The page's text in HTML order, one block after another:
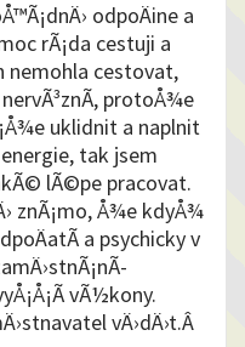
odpoÄine a
rÃ¡da cestuji a
nemohla cestovat,
protoÅ¾e
uklidnit a naplnit
tak jsem
lÃ©pe pracovat.
znÃ¡mo, Å¾e kdyÅ¾
a psychicky v
vÃ½kony.
vÄ›dÄ›t.Â